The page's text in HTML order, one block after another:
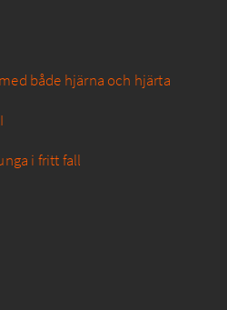
både hjärna och hjärta
i fritt fall